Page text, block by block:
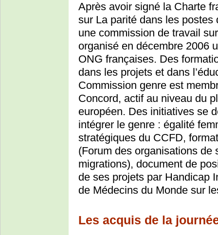
Après avoir signé la Charte
sur La parité dans les
une commission de travail
organisé en décembre 2006
ONG françaises. Des
dans les projets et dans
Commission genre est
Concord, actif au niveau du
européen. Des initiatives se
intégrer le genre : égalité
stratégiques du CCFD,
(Forum des organisations
migrations), document de
de ses projets par Handicap
de Médecins du Monde sur
Les acquis de la